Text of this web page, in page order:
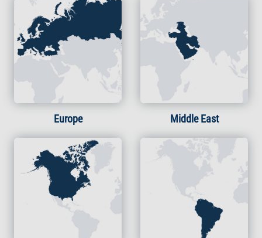
Europe Middle East